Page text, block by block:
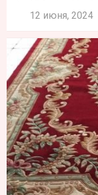
12 июня, 2024